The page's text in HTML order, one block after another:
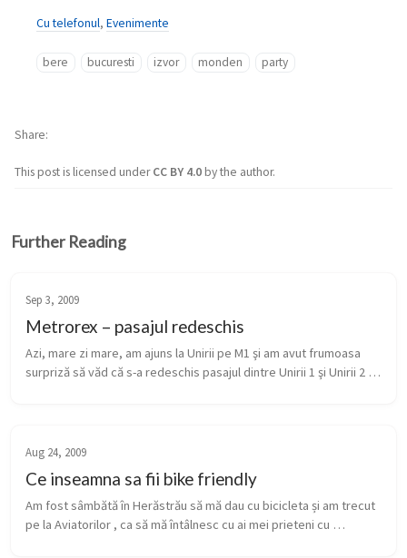
Cu telefonul, Evenimente
bere bucuresti izvor monden party
This post is licensed underCC BY 4.0by the author.
Share
Further Reading
Sep 3, 2009
Metrorex – pasajul redeschis
Azi, mare zi mare, am ajuns la Unirii pe M1 şi am avut frumoasa
surpriză să văd că s-a redeschis pasajul dintre Unirii 1 şi Unirii 2
Aug 24, 2009
Ce inseamna sa fii bike friendly
Am fost sâmbătă în Herăstrău să mă dau cu bicicleta și am trecut
pe la Aviatorilor , ca să mă întâlnesc cu ai mei prieteni cu